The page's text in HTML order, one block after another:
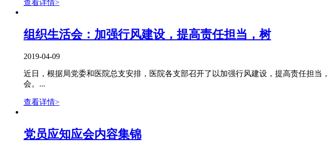
查看详情>
组织生活会：加强行风建设，提高责任担当，树
2019-04-09
近日，根据局党委和医院总支安排，医院各支部召开了以加强行风建设，提高责任担
会。...
查看详情>
党员应知应会内容集锦